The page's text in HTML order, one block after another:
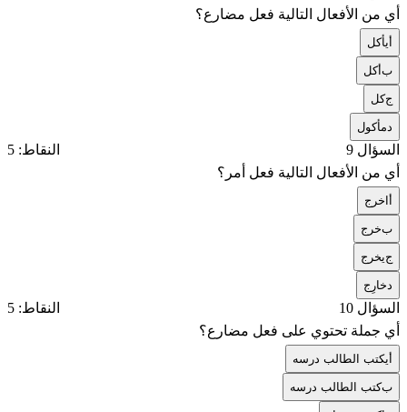
أي من الأفعال التالية فعل مضارع؟
يأكل
بأكل
جكل
مأكول
السؤال 9
النقاط: 5
أي من الأفعال التالية فعل أمر؟
اخرج
بخرج
جيخرج
خارِج
السؤال 10
النقاط: 5
أي جملة تحتوي على فعل مضارع؟
يكتب الطالب درسه
بكتب الطالب درسه